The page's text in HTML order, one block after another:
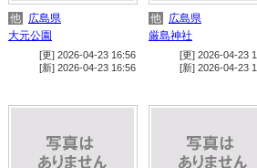
他
広島県
大元公園
[更] 2026-04-23 16:56
[新] 2026-04-23 16:56
他
広島県
厳島神社
[更] 2026-04-23
[新] 2026-04-23